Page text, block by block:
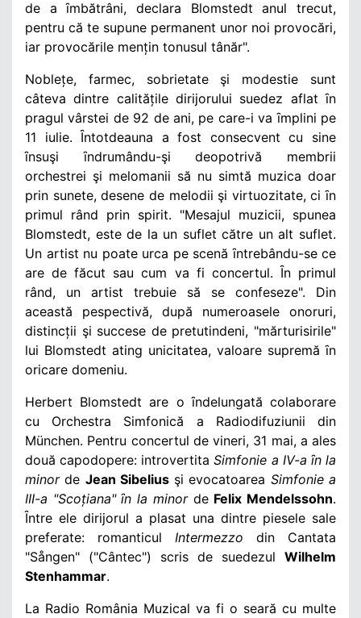
de a ȋmbătrâni, declara Blomstedt anul trecut,
pentru că te supune permanent unor noi provocări,
iar provocările mențin tonusul tânăr".
Noblețe, farmec, sobrietate şi modestie sunt
câteva dintre calitățile dirijorului suedez aflat ȋn
pragul vârstei de 92 de ani, pe care-i va ȋmplini pe
11 iulie. Ȋntotdeauna a fost consecvent cu sine
ȋnsuşi ȋndrumându-şi deopotrivă membrii
orchestrei şi melomanii să nu simtă muzica doar
prin sunete, desene de melodii şi virtuozitate, ci ȋn
primul rând prin spirit. "Mesajul muzicii, spunea
Blomstedt, este de la un suflet către un alt suflet.
Un artist nu poate urca pe scenă ȋntrebându-se ce
are de făcut sau cum va fi concertul. Ȋn primul
rând, un artist trebuie să se confeseze". Din
această pespectivă, după numeroasele onoruri,
distincții şi succese de pretutindeni, "mărturisirile"
lui Blomstedt ating unicitatea, valoare supremă ȋn
oricare domeniu.
Herbert Blomstedt are o ȋndelungată colaborare
cu Orchestra Simfonică a Radiodifuziunii din
München. Pentru concertul de vineri, 31 mai, a ales
două capodopere: introvertitaSimfonie a IV-a ȋn la
minorde Jean Sibeliusşi evocatoarea Simfonie a
III-a "Scoțiana" ȋn la minorde Felix Mendelssohn.
Ȋntre ele dirijorul a plasat una dintre piesele sale
preferate: romanticul Intermezzo din Cantata
"Sången" ("Cântec")
scris de suedezul Wilhelm
Stenhammar.
La Radio România Muzical va fi o seară cu multe